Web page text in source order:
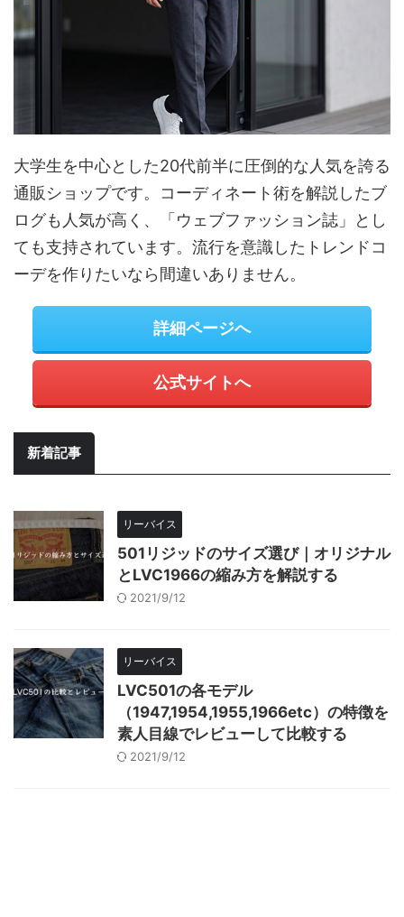
大学生を中心とした20代前半に圧倒的な人気を誇る
通販ショップです。コーディネート術を解説したブ
ログも人気が高く、「ウェブファッション誌」とし
ても支持されています。流行を意識したトレンドコ
ーデを作りたいなら間違いありません。
詳細ページへ
公式サイトへ
新着記事
リーバイス
501リジッドのサイズ選び｜オリジナル
とLVC1966の縮み方を解説する
2021/9/12
リーバイス
LVC501の各モデル
（1947,1954,1955,1966etc）の特徴を
素人目線でレビューして比較する
2021/9/12